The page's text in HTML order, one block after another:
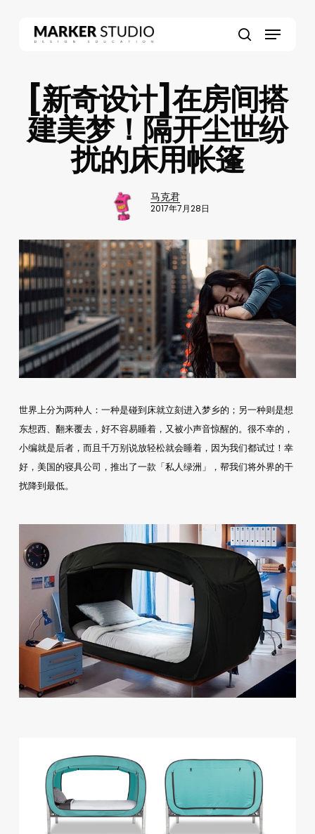
Menu
[新奇设计]在房间搭
建美梦！隔开尘世纷
扰的床用帐篷
马克君
2017年7月28日
世界上分为两种人：一种是碰到床就立刻进入梦乡的；另一种则是想
东想西、翻来覆去，好不容易睡着，又被小声音惊醒的。很不幸的，
小编就是后者，而且千万别说放轻松就会睡着，因为我们都试过！幸
好，美国的寝具公司，推出了一款「私人绿洲」，帮我们将外界的干
扰降到最低。